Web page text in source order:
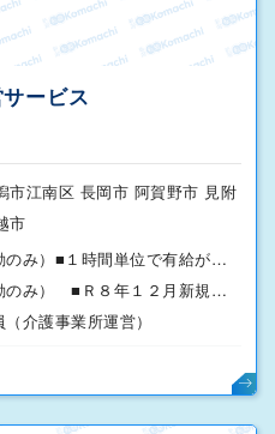
ービス
市江南区 長岡市 阿賀野市 見附
市
看護職員（日勤のみ）■１時間単位で有給が使える制度あり
看護職員（日勤のみ） ■Ｒ８年１２月新規オープン■燕三条
介護事業所運営）